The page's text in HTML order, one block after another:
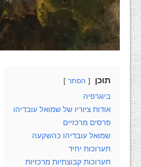
תוכן הסתר
ביוגרפיה
אודות ציוריו של שמואל עובדיהו
פרסים מרכזיים
שמואל עובדיהו כהשקעה
תערוכות יחיד
תערוכות קבוצתיות מרכזיות